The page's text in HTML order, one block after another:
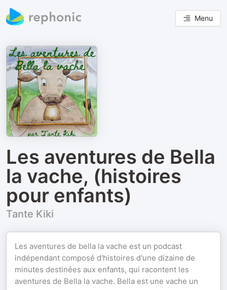
Menu
Les aventures de Bella
la vache, (histoires
pour enfants)
Tante Kiki
Les aventures de bella la vache est un podcast
indépendant composé d'histoires d'une dizaine de
minutes destinées aux enfants, qui racontent les
aventures de Bella la vache. Bella est une vache un